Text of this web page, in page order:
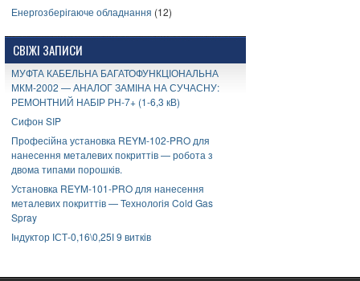
Енергозберігаюче обладнання (12)
СВІЖІ ЗАПИСИ
МУФТА КАБЕЛЬНА БАГАТОФУНКЦІОНАЛЬНА
МКМ-2002 — АНАЛОГ ЗАМІНА НА СУЧАСНУ:
РЕМОНТНИЙ НАБІР РН-7+ (1-6,3 кВ)
Сифон SIP
Професійна установка REYM-102-PRO для
нанесення металевих покриттів — робота з
двома типами порошків.
Установка REYM-101-PRO для нанесення
металевих покриттів — Технологія Cold Gas
Spray
Індуктор ІСТ-0,16\0,25І 9 витків